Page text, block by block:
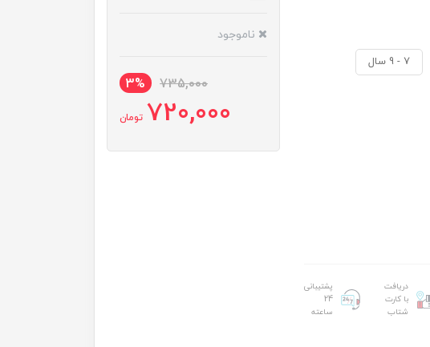
7 - 9 سال
دریافت
با کارت
شتاب
پشتیبانی
24
ساعته
ناموجود
735,000
3%
720,000 تومان